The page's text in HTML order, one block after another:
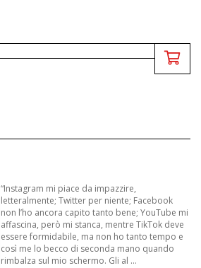
“Instagram mi piace da impazzire,
letteralmente; Twitter per niente; Facebook
non l’ho ancora capito tanto bene; YouTube mi
affascina, però mi stanca, mentre TikTok deve
essere formidabile, ma non ho tanto tempo e
così me lo becco di seconda mano quando
rimbalza sul mio schermo. Gli al ...